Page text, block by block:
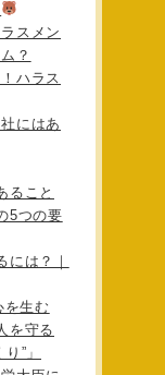
スメン
？
ハラス
にはあ
ること
5つの要
には？｜
を生む
を守る
”」